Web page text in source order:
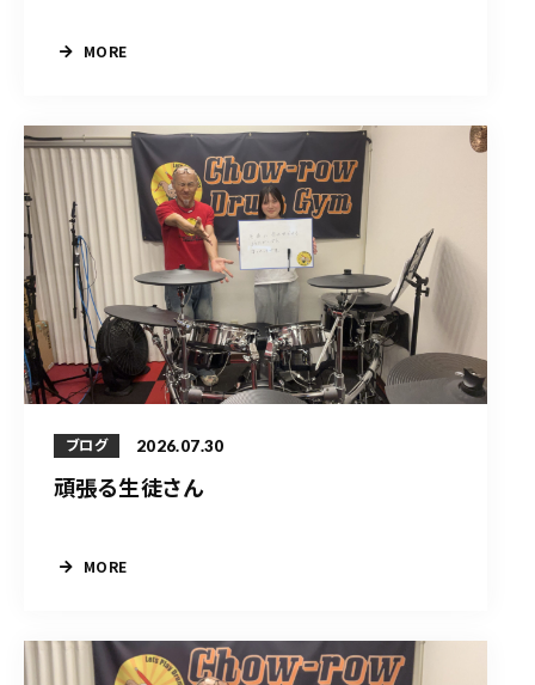
MORE
ブログ 2026.07.30
頑張る生徒さん
MORE